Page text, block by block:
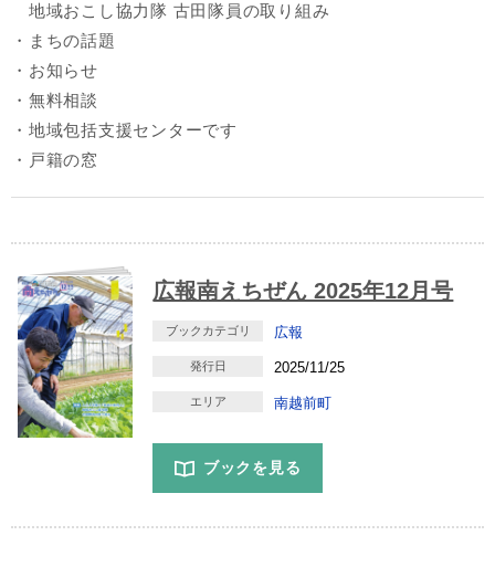
地域おこし協力隊 古田隊員の取り組み
・まちの話題
・お知らせ
・無料相談
・地域包括支援センターです
・戸籍の窓
広報南えちぜん 2025年12月号
ブックカテゴリ 広報
発行日 2025/11/25
エリア 南越前町
ブックを見る